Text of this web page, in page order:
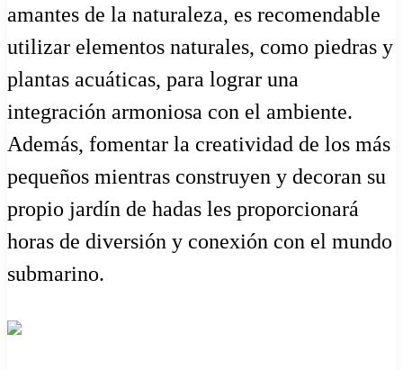
amantes de la naturaleza, es recomendable
utilizar elementos naturales, como piedras y
plantas acuáticas, para lograr una
integración armoniosa con el ambiente.
Además, fomentar la creatividad de los más
pequeños mientras construyen y decoran su
propio jardín de hadas les proporcionará
horas de diversión y conexión con el mundo
submarino.